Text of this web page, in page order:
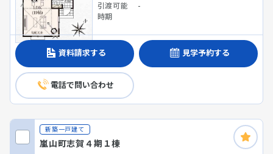
引渡可能
時期
-
資料請求する 見学予約する
電話で問い合わせ
新築一戸建て
嵐山町志賀４期１棟